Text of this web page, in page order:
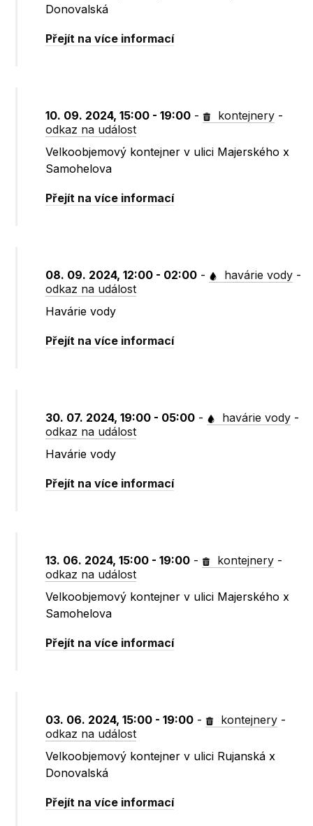
Donovalská
Přejít na více informací
10. 09. 2024, 15:00 - 19:00 - kontejnery -
odkaz na událost
Velkoobjemový kontejner v ulici Majerského x
Samohelova
Přejít na více informací
08. 09. 2024, 12:00 - 02:00 - havárie vody -
odkaz na událost
Havárie vody
Přejít na více informací
30. 07. 2024, 19:00 - 05:00 - havárie vody -
odkaz na událost
Havárie vody
Přejít na více informací
13. 06. 2024, 15:00 - 19:00 - kontejnery -
odkaz na událost
Velkoobjemový kontejner v ulici Majerského x
Samohelova
Přejít na více informací
03. 06. 2024, 15:00 - 19:00 - kontejnery -
odkaz na událost
Velkoobjemový kontejner v ulici Rujanská x
Donovalská
Přejít na více informací